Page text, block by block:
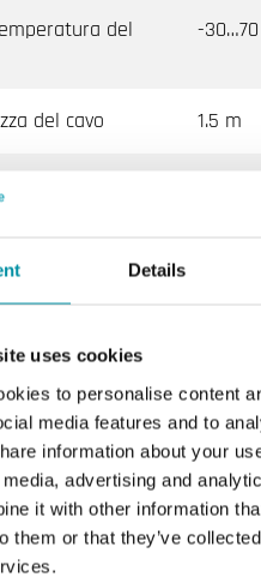
Details
uses cookies
to personalise content
media features and to
information about your
advertising and
it with other information
them or that they’ve
del
-30…70
del cavo 1.5 m
di misura,
sensibile
di
135